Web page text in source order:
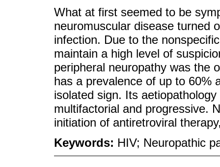
What at first seemed to be
neuromuscular disease turned
infection. Due to the
maintain a high level of
peripheral neuropathy was the
has a prevalence of up to 60%
isolated sign. Its
multifactorial and progressive.
initiation of antiretroviral
Keywords: HIV; Neuropathic